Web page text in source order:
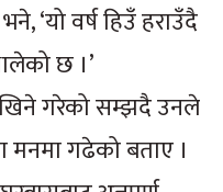
‘यो वर्ष हिउँ हराउँदै
छ ।’
गरेको सम्झदै उनले
मनमा गढेको बताए ।